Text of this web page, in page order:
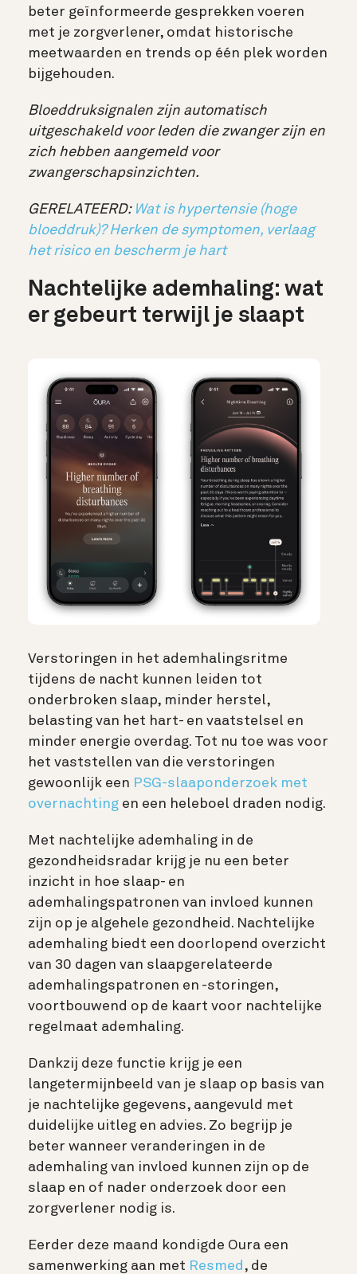
beter geïnformeerde gesprekken voeren
met je zorgverlener, omdat historische
meetwaarden en trends op één plek worden
bijgehouden.
Bloeddruksignalen zijn automatisch
uitgeschakeld voor leden die zwanger zijn en
zich hebben aangemeld voor
zwangerschapsinzichten.
GERELATEERD: Wat is hypertensie (hoge
bloeddruk)? Herken de symptomen, verlaag
het risico en bescherm je hart
Nachtelijke ademhaling: wat
er gebeurt terwijl je slaapt
Verstoringen in het ademhalingsritme
tijdens de nacht kunnen leiden tot
onderbroken slaap, minder herstel,
belasting van het hart- en vaatstelsel en
minder energie overdag. Tot nu toe was voor
het vaststellen van die verstoringen
gewoonlijk een PSG-slaaponderzoek met
overnachting en een heleboel draden nodig.
Met nachtelijke ademhaling in de
gezondheidsradar krijg je nu een beter
inzicht in hoe slaap- en
ademhalingspatronen van invloed kunnen
zijn op je algehele gezondheid. Nachtelijke
ademhaling biedt een doorlopend overzicht
van 30 dagen van slaapgerelateerde
ademhalingspatronen en -storingen,
voortbouwend op de kaart voor nachtelijke
regelmaat ademhaling.
Dankzij deze functie krijg je een
langetermijnbeeld van je slaap op basis van
je nachtelijke gegevens, aangevuld met
duidelijke uitleg en advies. Zo begrijp je
beter wanneer veranderingen in de
ademhaling van invloed kunnen zijn op de
slaap en of nader onderzoek door een
zorgverlener nodig is.
Eerder deze maand kondigde Oura een
samenwerking aan met Resmed , de